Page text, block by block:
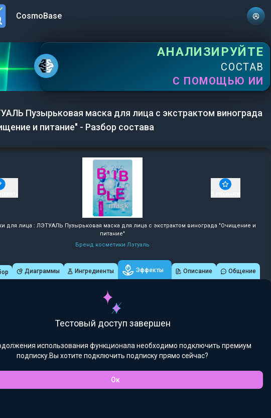
menuCosmoBase
АНАЛИЗИРУЙТЕ
СОСТАВ
С ПОМОЩЬЮ ИИ
Пузырьковая маска для лица с экстрактом винограда
и питание" - Разбор состава
для лица : ЛЭТУАЛЬ Пузырьковая маска для лица с экстрактом винограда "Очищение и
питание"
Бренд косметики Лэтуаль
Диаграммы Ингредиенты Эффекты Описание Общение
Тестовый доступ завершен
использования функционала необходимо подключить премиум
подписку.Вы хотите подключить подписку прямо сейчас?
Ок